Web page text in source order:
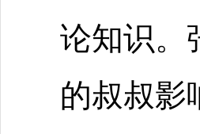
论知识。
的叔叔影